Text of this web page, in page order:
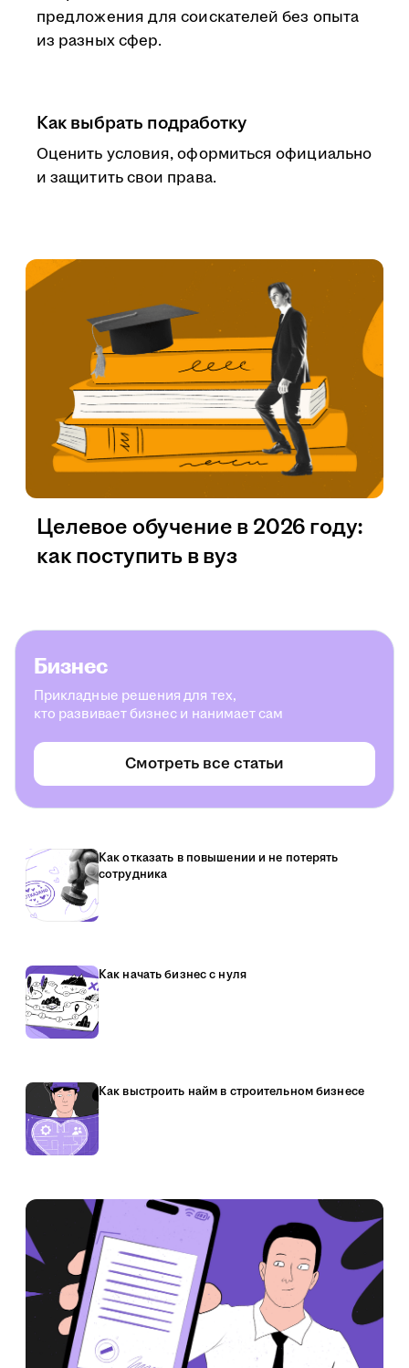
предложения для соискателей без опыта
из разных сфер.
Как выбрать подработку
Оценить условия, оформиться официально
и защитить свои права.
Целевое обучение в 2026 году:
как поступить в вуз
Бизнес
Прикладные решения для тех,
кто развивает бизнес и нанимает сам
Смотреть все статьи
Как отказать в повышении и не потерять
сотрудника
Как начать бизнес с нуля
Как выстроить найм в строительном бизнесе